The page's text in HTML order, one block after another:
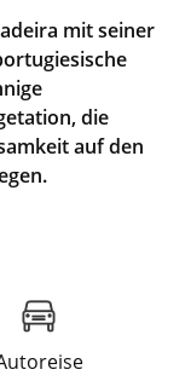
mit seiner
die
auf den